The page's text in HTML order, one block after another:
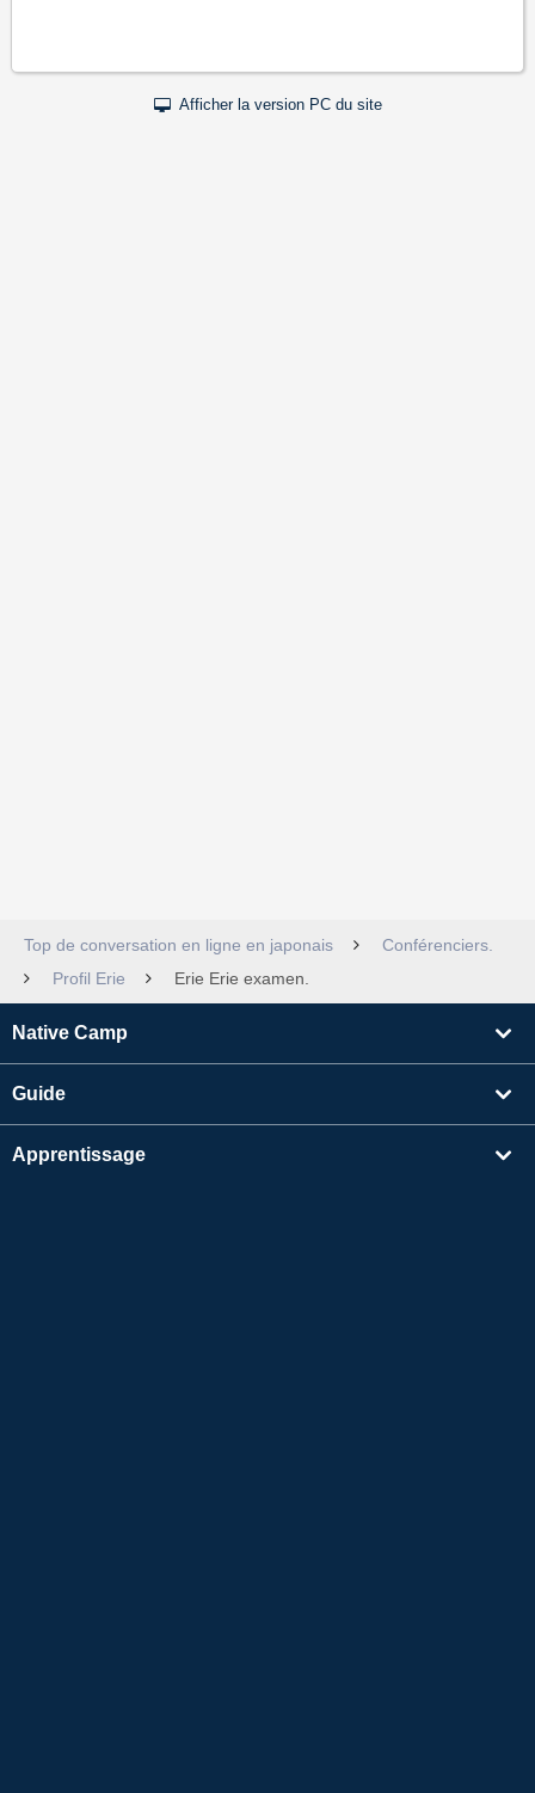
Afficher la version PC du site
Top de conversation en ligne en japonais
Conférenciers.
Profil Erie
Erie Erie examen.
Native Camp
Guide
Apprentissage